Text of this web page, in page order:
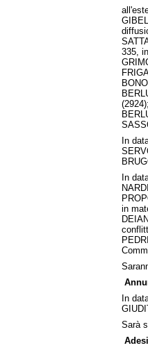
335,
(2924);
In
In
in
In
Sarà